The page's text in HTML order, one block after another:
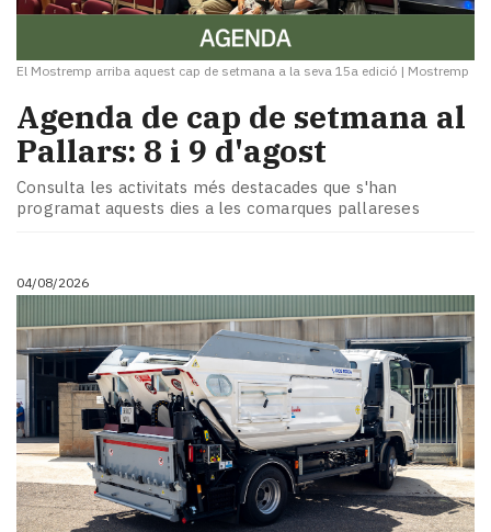
El Mostremp arriba aquest cap de setmana a la seva 15a edició | Mostremp
Agenda de cap de setmana al
Pallars: 8 i 9 d'agost
Consulta les activitats més destacades que s'han
programat aquests dies a les comarques pallareses
04/08/2026